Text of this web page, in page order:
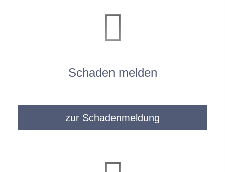
Schaden melden
zur Schadenmeldung